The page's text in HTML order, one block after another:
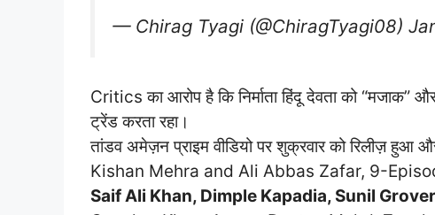
— Chirag Tyagi (@ChiragTyagi08)
Critics का आरोप है कि निर्माता हिंदू देवता को “मजाक”
ट्रेंड करता रहा।
तांडव अमेज़न प्राइम वीडियो पर शुक्रवार को रिलीज़
Kishan Mehra and Ali Abbas Zafar, 9-
Saif Ali Khan, Dimple Kapadia, Sunil Grover